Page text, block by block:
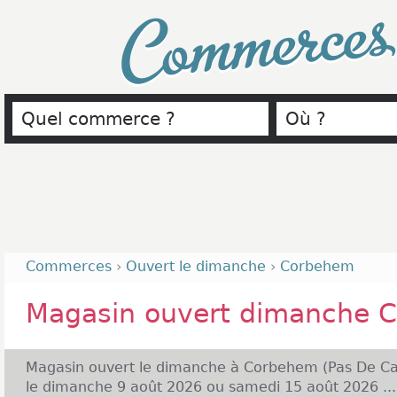
Commerces › Ouvert le dimanche › Corbehem
Magasin ouvert dimanche
Magasin ouvert le dimanche à Corbehem (Pas De
le dimanche 9 août 2026 ou samedi 15 août 2026 ...